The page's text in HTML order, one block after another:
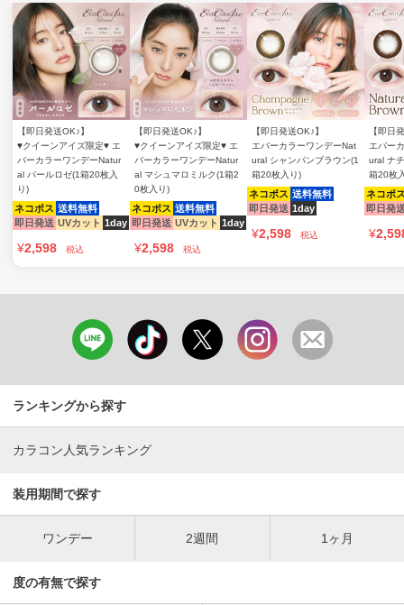
【即日発送OK♪】
♥クイーンアイズ限定♥ エ
バーカラーワンデーNatur
al パールロゼ(1箱20枚入
り)
ネコポス 送料無料
即日発送 UVカット 1day
¥2,598 税込
【即日発送OK♪】
♥クイーンアイズ限定♥ エ
バーカラーワンデーNatur
al マシュマロミルク(1箱2
0枚入り)
ネコポス 送料無料
即日発送 UVカット 1day
¥2,598 税込
【即日発送OK♪】
エバーカラーワンデーNat
ural シャンパンブラウン(1
箱20枚入り)
ネコポス 送料無料
即日発送 1day
¥2,598 税込
【即日
エバー
ural ナ
箱20枚
ネコポ
即日発
¥
ランキングから探す
カラコン人気ランキング
装用期間で探す
ワンデー 2週間 1ヶ月
度の有無で探す